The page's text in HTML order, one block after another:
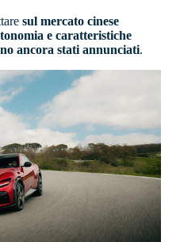
sul mercato cinese
e caratteristiche
ancora stati annunciati.